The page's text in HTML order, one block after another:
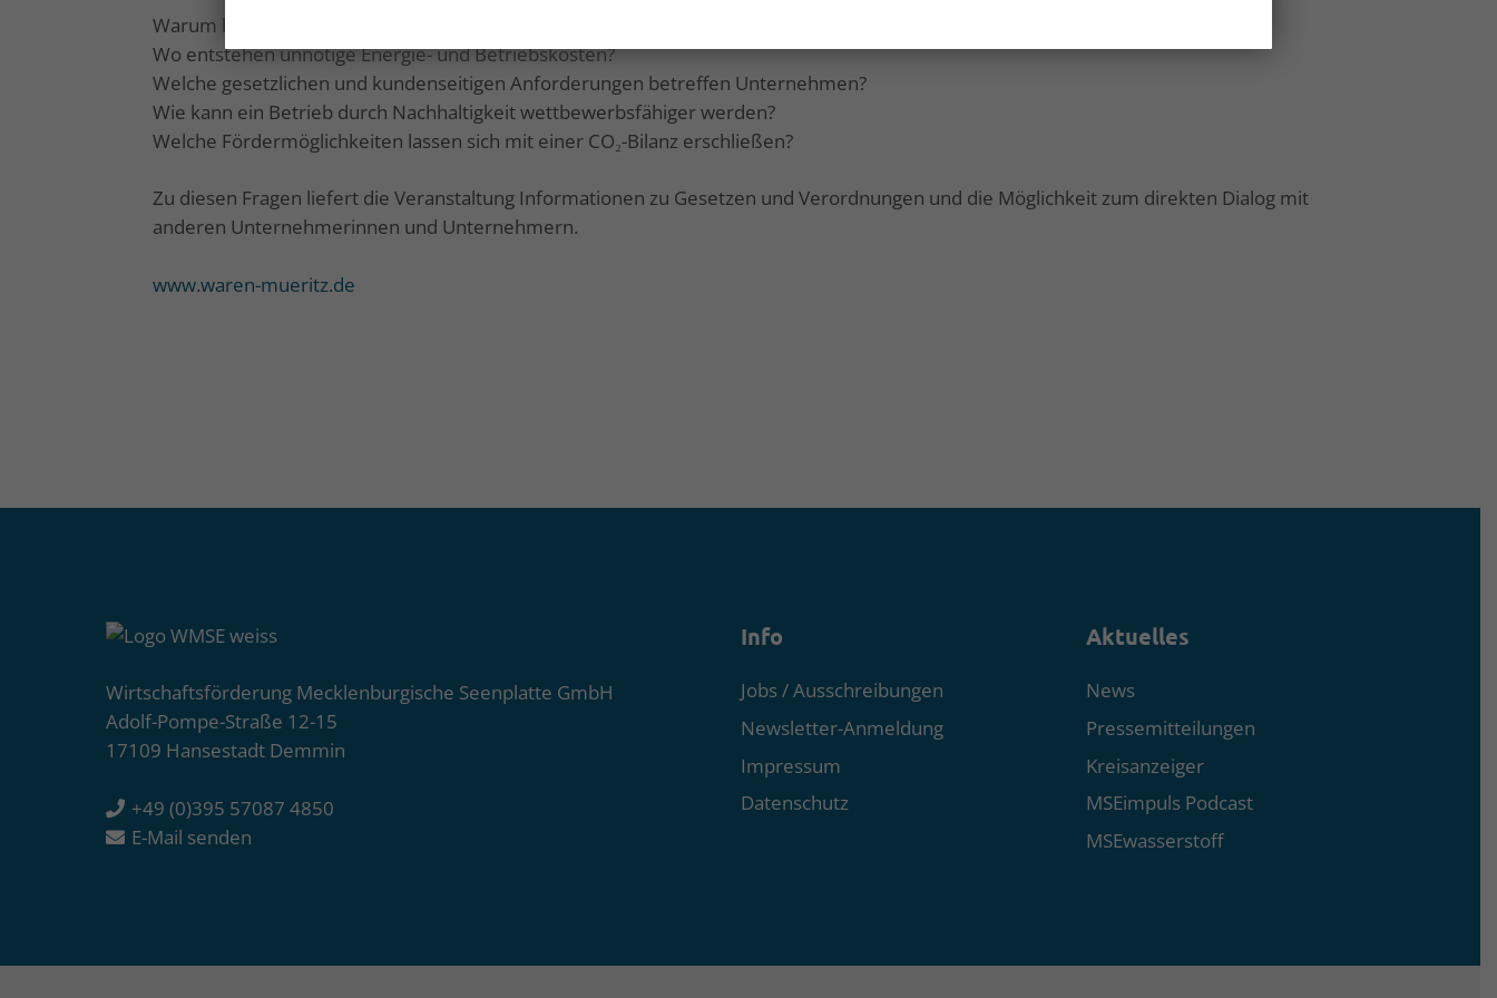
Warum lohnt sich eine CO₂-Bilanz und mehr Energieeffizienz für Unternehmen?
Wo entstehen unnötige Energie- und Betriebskosten?
Welche gesetzlichen und kundenseitigen Anforderungen betreffen Unternehmen?
Wie kann ein Betrieb durch Nachhaltigkeit wettbewerbsfähiger werden?
Welche Fördermöglichkeiten lassen sich mit einer CO₂-Bilanz erschließen?
Zu diesen Fragen liefert die Veranstaltung Informationen zu Gesetzen und Verordnungen und die Möglichkeit zum direkten Dialog mit
anderen Unternehmerinnen und Unternehmern.
www.waren-mueritz.de
Wirtschaftsförderung Mecklenburgische Seenplatte GmbH
Adolf-Pompe-Straße 12-15
17109 Hansestadt Demmin
+49 (0)395 57087 4850
E-Mail senden
Info
Jobs / Ausschreibungen
Newsletter-Anmeldung
Impressum
Datenschutz
Aktuelles
News
Pressemitteilungen
Kreisanzeiger
MSEimpuls Podcast
MSEwasserstoff